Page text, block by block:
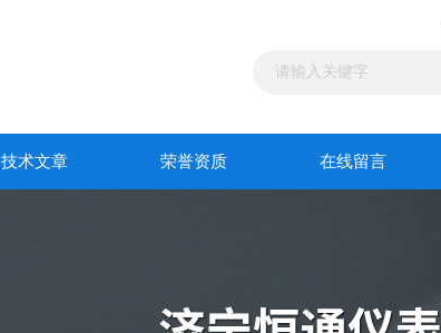
技术文章 荣誉资质 在线留言